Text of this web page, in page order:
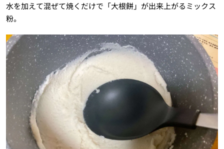
水を加えて混ぜて焼くだけで「大根餅」が出来上がるミックス
粉。